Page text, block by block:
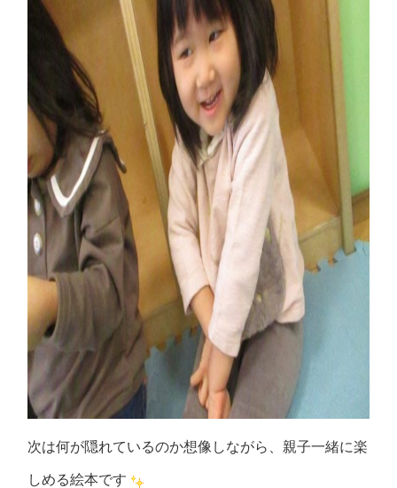
次は何が隠れているのか想像しながら、親子一緒に楽
しめる絵本です